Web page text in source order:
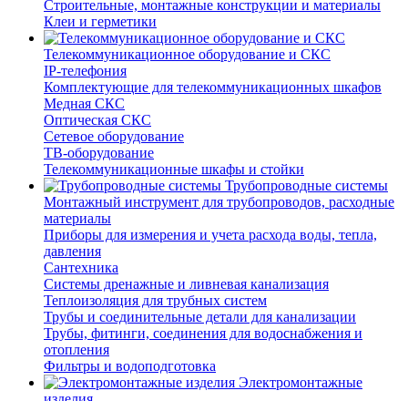
Строительные, монтажные конструкции и материалы
Клеи и герметики
Телекоммуникационное оборудование и СКС
IP-телефония
Комплектующие для телекоммуникационных шкафов
Медная СКС
Оптическая СКС
Сетевое оборудование
ТВ-оборудование
Телекоммуникационные шкафы и стойки
Трубопроводные системы
Монтажный инструмент для трубопроводов, расходные
материалы
Приборы для измерения и учета расхода воды, тепла,
давления
Сантехника
Системы дренажные и ливневая канализация
Теплоизоляция для трубных систем
Трубы и соединительные детали для канализации
Трубы, фитинги, соединения для водоснабжения и
отопления
Фильтры и водоподготовка
Электромонтажные